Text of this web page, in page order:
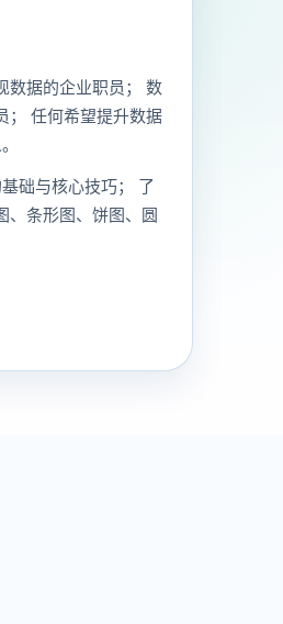
数据的企业职员； 数
； 任何希望提升数据
础与核心技巧； 了
、条形图、饼图、圆